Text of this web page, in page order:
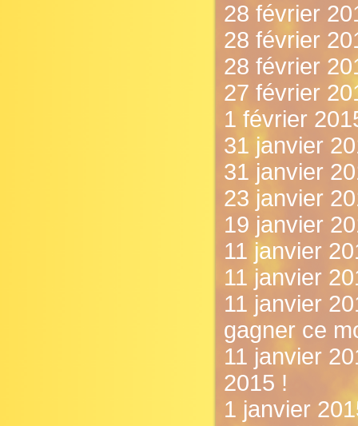
28 février
28 février
28 février
27 février
1 février
31 janvier
31 janvier
23 janvier
19 janvier
11 janvier
11 janvier
11 janvier
gagner ce
11 janvier
2015 !
1 janvier